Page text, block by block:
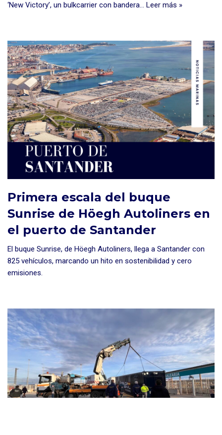
‘New Victory’, un bulkcarrier con bandera… Leer más »
Primera escala del buque
Sunrise de Höegh Autoliners en
el puerto de Santander
El buque Sunrise, de Höegh Autoliners, llega a Santander con
825 vehículos, marcando un hito en sostenibilidad y cero
emisiones.